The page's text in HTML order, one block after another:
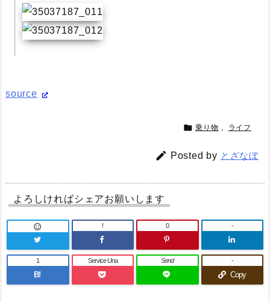
source
 乗り物 , ライフ
 Posted by とざなぼ
よろしければシェアお願いします
 ! 0 -
B!
1 Service Una Send
Copy
-